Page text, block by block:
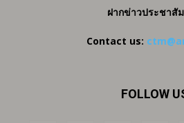
ฝากข่าวประชาสั
Contact us:
FOLLOW